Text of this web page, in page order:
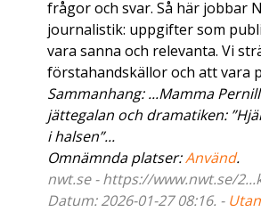
frågor och svar. Så här jobbar
journalistik: uppgifter som
vara sanna och relevanta. Vi
förstahandskällor och att vara
Sammanhang: ...Mamma
jättegalan och dramatiken:
i halsen”...
Omnämnda platser:Använd.
nwt.se - https://www.nwt.se/
Datum: 2026-01-27 08:16. -